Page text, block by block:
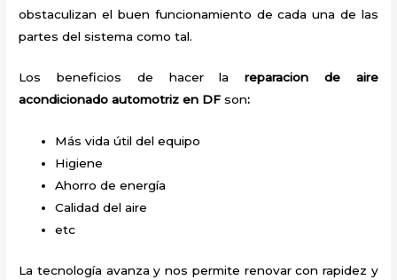
obstaculizan el buen funcionamiento de cada una de las
partes del sistema como tal.
Los beneficios de hacer lareparacion de aire
acondicionado automotriz en DFson:
Más vida útil del equipo
Higiene
Ahorro de energía
Calidad del aire
etc
La tecnología avanza y nos permite renovar con rapidez y